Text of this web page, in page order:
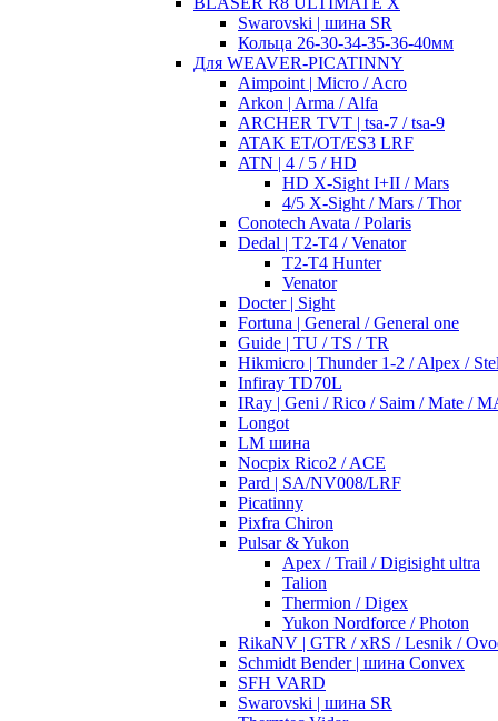
Swarovski | шина SR
Кольца 26-30-34-35-36-40мм
Для WEAVER-PICATINNY
Aimpoint | Micro / Acro
Arkon | Arma / Alfa
ARCHER TVT | tsa-7 / tsa-9
ATAK ET/OT/ES3 LRF
ATN | 4 / 5 / HD
HD X-Sight I+II / Mars
4/5 X-Sight / Mars / Thor
Conotech Avata / Polaris
Dedal | T2-T4 / Venator
T2-T4 Hunter
Venator
Docter | Sight
Fortuna | General / General one
Guide | TU / TS / TR
Hikmicro | Thunder 1-2 / Alpex /
Infiray TD70L
IRay | Geni / Rico / Saim / Mate /
Longot
LM шина
Nocpix Rico2 / ACE
Pard | SA/NV008/LRF
Picatinny
Pixfra Chiron
Pulsar & Yukon
Apex / Trail / Digisight ultra
Talion
Thermion / Digex
Yukon Nordforce / Photon
RikaNV | GTR / xRS / Lesnik /
Schmidt Bender | шина Convex
SFH VARD
Swarovski | шина SR